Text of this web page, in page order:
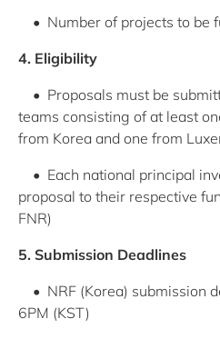
• Number of projects to be
4. Eligibility
• Proposals must be
teams consisting of at least
from Korea and one from
• Each national principal
proposal to their respective
FNR)
5. Submission Deadlines
• NRF (Korea) submission
6PM (KST)